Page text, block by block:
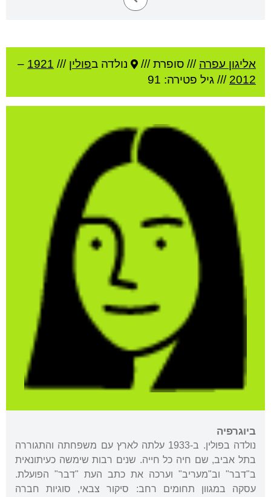
אליגון עפרה /// סופרת /// נולדה בפולין ///
1921
–
2012 /// גיל פטירה: 91
ביוגרפיה
נולדה בפולין. ב-1933 עלתה לארץ עם משפחתה והתגוררה
בתל אביב, שם חיה כל חייה. שנים רבות שימשה כעיתונאית
ב"דבר" וב"מעריב" וערכה את כתב העת "דבר" הפועלת.
עסקה במגוון תחומים רחב: סיקור צבאי, סוגיות חברה